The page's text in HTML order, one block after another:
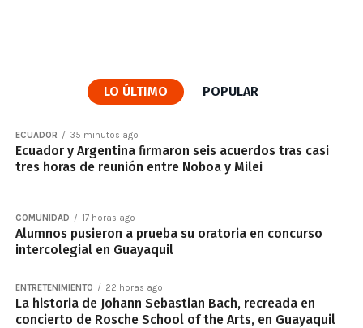
LO ÚLTIMO POPULAR
ECUADOR 35 minutos ago
Ecuador y Argentina firmaron seis acuerdos tras casi
tres horas de reunión entre Noboa y Milei
COMUNIDAD 17 horas ago
Alumnos pusieron a prueba su oratoria en concurso
intercolegial en Guayaquil
ENTRETENIMIENTO 22 horas ago
La historia de Johann Sebastian Bach, recreada en
concierto de Rosche School of the Arts, en Guayaquil